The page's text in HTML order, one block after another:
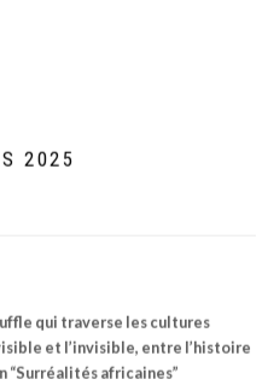
2025
qui traverse les cultures
et l’invisible, entre l’histoire
“Surréalités africaines”